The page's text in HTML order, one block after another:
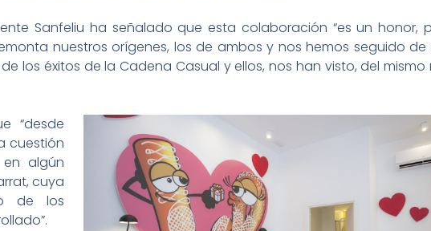
Sanfeliu ha señalado que esta colaboración “es un honor,
nuestros orígenes, los de ambos y nos hemos seguido de
los éxitos de la Cadena Casual y ellos, nos han visto, del mismo
“desde
cuestión
algún
cuya
de los